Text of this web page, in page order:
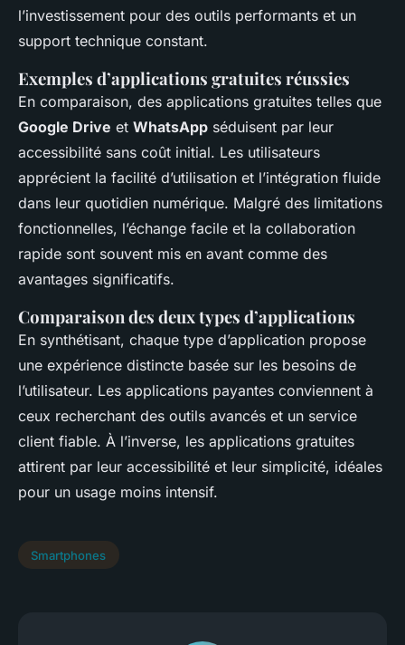
l’investissement pour des outils performants et un
support technique constant.
Exemples d’applications gratuites réussies
En comparaison, des applications gratuites telles que
Google Drive et WhatsApp séduisent par leur
accessibilité sans coût initial. Les utilisateurs
apprécient la facilité d’utilisation et l’intégration fluide
dans leur quotidien numérique. Malgré des limitations
fonctionnelles, l’échange facile et la collaboration
rapide sont souvent mis en avant comme des
avantages significatifs.
Comparaison des deux types d’applications
En synthétisant, chaque type d’application propose
une expérience distincte basée sur les besoins de
l’utilisateur. Les applications payantes conviennent à
ceux recherchant des outils avancés et un service
client fiable. À l’inverse, les applications gratuites
attirent par leur accessibilité et leur simplicité, idéales
pour un usage moins intensif.
Smartphones